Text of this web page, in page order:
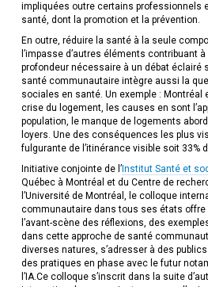
impliquées outre certains professionnels
santé, dont la promotion et la prévention.
En outre, réduire la santé à la seule
l’impasse d’autres éléments contribuant
profondeur nécessaire à un débat éclairé
santé communautaire intègre aussi la
sociales en santé. Un exemple : Montréal
crise du logement, les causes en sont
population, le manque de logements
loyers. Une des conséquences les plus
fulgurante de l’itinérance visible soit 33%
Initiative conjointe de l’Institut Santé et
Québec à Montréal et du Centre de
l’Université de Montréal, le colloque
communautaire dans tous ses états offre
l’avant-scène des réflexions, des
dans cette approche de santé
diverses natures, s’adresser à des
des pratiques en phase avec le futur
l’IA.Ce colloque s’inscrit dans la suite